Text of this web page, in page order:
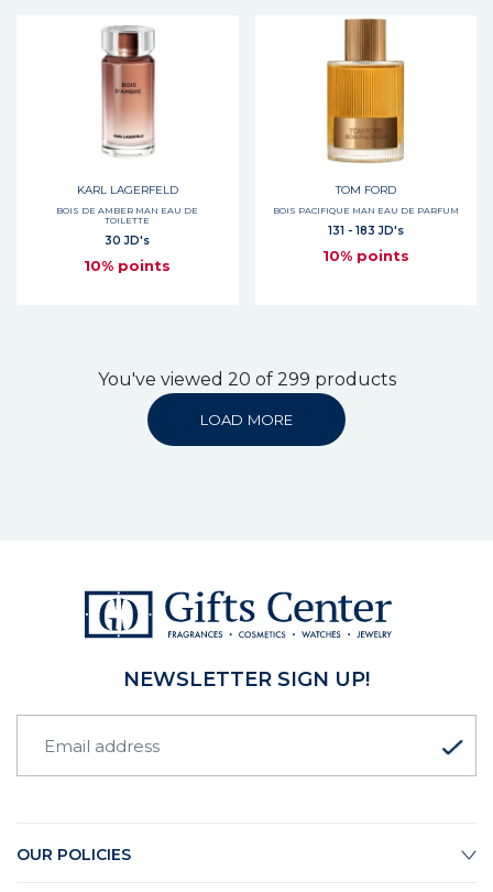
KARL LAGERFELD
BOIS DE AMBER MAN EAU DE
TOILETTE
30 JD's
10% points
TOM FORD
BOIS PACIFIQUE MAN EAU DE PARFUM
131 - 183 JD's
10% points
You've viewed 20 of 299 products
LOAD MORE
NEWSLETTER SIGN UP!
OUR POLICIES